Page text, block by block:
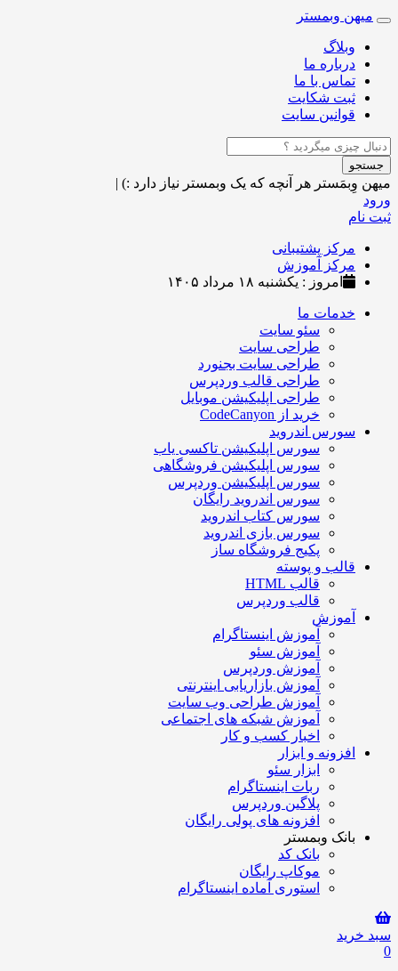
Toggle
navigation
میهن وبمستر
وبلاگ
درباره ما
تماس با ما
ثبت شکایت
قوانین سایت
جستجو
میهن وِبمَستر هر آنچه که یک وبمستر نیاز دارد :) |
ورود
ثبت نام
مرکز پشتیبانی
مرکز آموزش
امروز : یکشنبه ۱۸ مرداد ۱۴۰۵
خدمات ما
سئو سایت
طراحی سایت
طراحی سایت بجنورد
طراحی قالب وردپرس
طراحی اپلیکیشن موبایل
خرید از CodeCanyon
سورس اندروید
سورس اپلیکیشن تاکسی یاب
سورس اپلیکیشن فروشگاهی
سورس اپلیکیشن وردپرس
سورس اندروید رایگان
سورس کتاب اندروید
سورس بازی اندروید
پکیج فروشگاه ساز
قالب و پوسته
قالب HTML
قالب وردپرس
آموزش
آموزش اینستاگرام
آموزش سئو
آموزش وردپرس
آموزش بازاریابی اینترنتی
آموزش طراحی وب سایت
آموزش شبکه های اجتماعی
اخبار کسب و کار
افزونه و ابزار
ابزار سئو
ربات اینستاگرام
پلاگین وردپرس
افزونه های پولی رایگان
بانک وبمستر
بانک کد
موکاپ رایگان
استوری آماده اینستاگرام
سبد خرید
0